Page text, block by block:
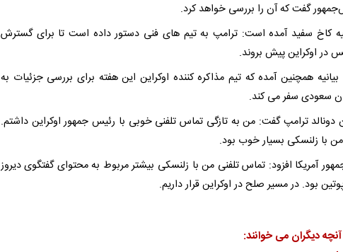
گفت که آن را بررسی خواهد کرد.
کاخ سفید آمده است: ترامپ به تیم های فنی دستور داده است تا برای گسترش
در اوکراین پیش بروند.
همچنین آمده که تیم مذاکره کننده اوکراین این هفته برای بررسی جزئیات به
سعودی سفر می کند.
دونالد ترامپ گفت: من به تازگی تماس تلفنی خوبی با رئیس جمهور اوکراین داشتم.
با زلنسکی بسیار خوب بود.
آمریکا افزود: تماس تلفنی من با زلنسکی بیشتر مربوط به محتوای گفتگوی دیروز
بود. در مسیر صلح در اوکراین قرار داریم.
آنچه دیگران می خوانند: